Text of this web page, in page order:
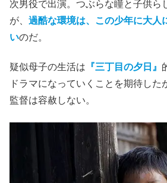
次男役で出演。つぶらな瞳と子供ら
が、 過酷な環境は、この少年に大人
いのだ。
疑似母子の生活は 『三丁目の夕日』
ドラマになっていくことを期待した
監督は容赦しない。